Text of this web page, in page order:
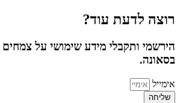
רוצה לדעת עוד?
הירשמי ותקבלי מידע שימושי על צמחים
בסאונה.
אימייל
שליחה